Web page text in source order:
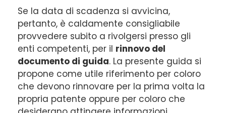
Se la data di scadenza si avvicina,
pertanto, è caldamente consigliabile
provvedere subito a rivolgersi presso gli
enti competenti, per il rinnovo del
documento di guida. La presente guida si
propone come utile riferimento per coloro
che devono rinnovare per la prima volta la
propria patente oppure per coloro che